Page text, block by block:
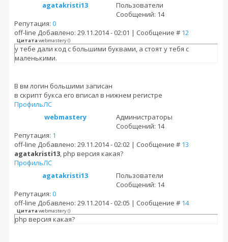
agatakristi13
Пользователи
Сообщений: 14
Репутация: 0
off-line Добавлено: 29.11.2014 - 02:01 | Сообщение # 12
Цитата webmastery()
у тебе дали код с большими буквами, а стоят у тебя с
маленькими.
В вм логин большими записан
в скрипт букса его вписал в нижнем регистре
ПрофильЛС
webmastery
Администраторы
Сообщений: 14
Репутация: 1
off-line Добавлено: 29.11.2014 - 02:02 | Сообщение # 13
agatakristi13, php версия какая?
ПрофильЛС
agatakristi13
Пользователи
Сообщений: 14
Репутация: 0
off-line Добавлено: 29.11.2014 - 02:05 | Сообщение # 14
Цитата webmastery()
php версия какая?